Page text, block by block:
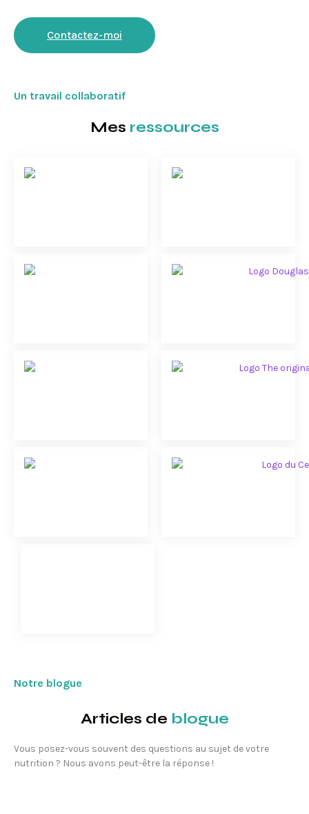
Contactez-moi
Un travail collaboratif
Mes ressources
Notre blogue
Articles de blogue
Vous posez-vous souvent des questions au sujet de votre
nutrition ? Nous avons peut-être la réponse !